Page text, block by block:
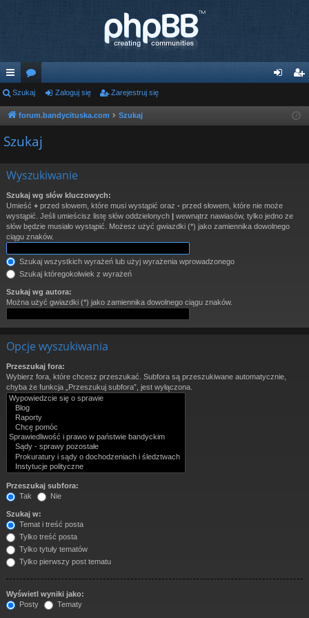
ię
ce
j
or
a ej
Szukaj Zaloguj się Zarejestruj się
forum.bandycituska.com Szukaj
Szukaj
Wyszukiwanie
Szukaj wg słów kluczowych:
Umieść + przed słowem, które musi wystąpić oraz - przed słowem, które nie może
wystąpić. Jeśli umieścisz listę słów oddzielonych | wewnątrz nawiasów, tylko jedno ze
słów będzie musiało wystąpić. Możesz użyć gwiazdki (*) jako zamiennika dowolnego
ciągu znaków.
Szukaj wszystkich wyrażeń lub użyj wyrażenia wprowadzonego
Szukaj któregokolwiek z wyrażeń
Szukaj wg autora:
Można użyć gwiazdki (*) jako zamiennika dowolnego ciągu znaków.
Opcje wyszukiwania
Przeszukaj fora:
Wybierz fora, które chcesz przeszukać. Subfora są przeszukiwane automatycznie,
chyba że funkcja „Przeszukuj subfora”, jest wyłączona.
Przeszukaj subfora:
Tak
Nie
Szukaj w:
Temat i treść posta
Tylko treść posta
Tylko tytuły tematów
Tylko pierwszy post tematu
Wyświetl wyniki jako:
Posty
Tematy